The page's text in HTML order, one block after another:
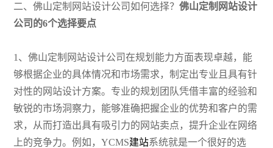
二、佛山定制网站设计公司如何选择？佛山定制网站设计
公司的6个选择要点
1、佛山定制网站设计公司在规划能力方面表现卓越，能
够根据企业的具体情况和市场需求，制定出专业且具有针
对性的网站设计方案。专业的规划团队凭借丰富的经验和
敏锐的市场洞察力，能够准确把握企业的优势和客户的需
求，从而打造出具有吸引力的网站卖点，提升企业在网络
上的竞争力。例如，YCMS建站系统就是一个很好的选